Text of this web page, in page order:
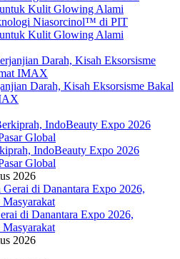
Niasorcinol™ di PIT
Kulit Glowing Alami
Darah, Kisah Eksorsisme Bakal
IndoBeauty Expo 2026
Global
2026
di Danantara Expo 2026,
2026